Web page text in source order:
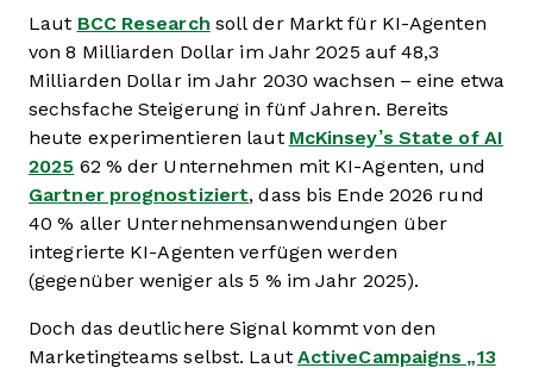
Laut BCC Research soll der Markt für KI-Agenten
von 8 Milliarden Dollar im Jahr 2025 auf 48,3
Milliarden Dollar im Jahr 2030 wachsen – eine etwa
sechsfache Steigerung in fünf Jahren. Bereits
heute experimentieren laut McKinsey’s State of AI
2025 62 % der Unternehmen mit KI-Agenten, und
Gartner prognostiziert, dass bis Ende 2026 rund
40 % aller Unternehmensanwendungen über
integrierte KI-Agenten verfügen werden
(gegenüber weniger als 5 % im Jahr 2025).
Doch das deutlichere Signal kommt von den
Marketingteams selbst. Laut ActiveCampaigns „13